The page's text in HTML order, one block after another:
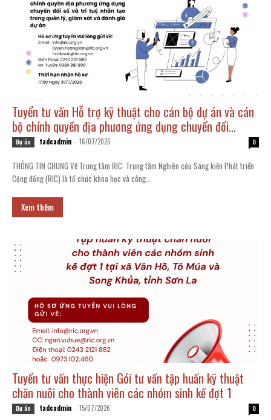
Tuyển tư vấn Hỗ trợ kỹ thuật cho cán bộ dự án và cán
bộ chính quyền địa phương ứng dụng chuyển đổi...
Dự án tadcadmin - 16/07/2026 0
THÔNG TIN CHUNG Về Trung tâm RIC: Trung tâm Nghiên cứu Sáng kiến Phát triển
Cộng đồng (RIC) là tổ chức khoa học và công...
Xem thêm
Tuyển tư vấn thực hiện Gói tư vấn tập huấn kỹ thuật
chăn nuôi cho thành viên các nhóm sinh kế đợt 1
Dự án tadcadmin - 15/07/2026 0